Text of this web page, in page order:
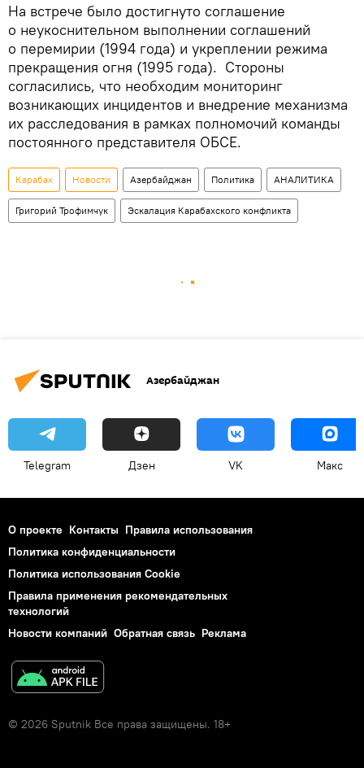
На встрече было достигнуто соглашение
о неукоснительном выполнении соглашений
о перемирии (1994 года) и укреплении режима
прекращения огня (1995 года). Стороны
согласились, что необходим мониторинг
возникающих инцидентов и внедрение механизма
их расследования в рамках полномочий команды
постоянного представителя ОБСЕ.
Карабах Новости Азербайджан Политика АНАЛИТИКА
Григорий Трофимчук Эскалация Карабахского конфликта
Азербайджан
Telegram Дзен VK Макс
О проекте Контакты Правила использования
Политика конфиденциальности
Политика использования Cookie
Правила применения рекомендательных
технологий
Новости компаний Обратная связь Реклама
© 2026 Sputnik Все права защищены. 18+